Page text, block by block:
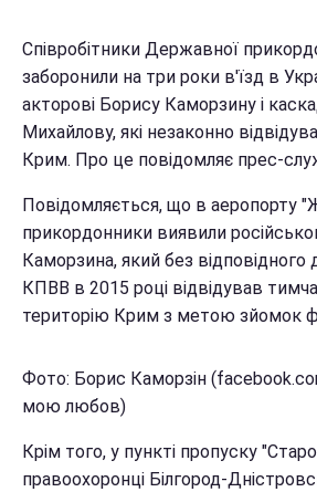
Співробітники Державної
заборонили на три роки в'їзд в
акторові Борису Каморзину і
Михайлову, які незаконно
Крим. Про це повідомляє прес-
Повідомляється, що в аеропорту
прикордонники виявили
Каморзина, який без відповідного
КПВВ в 2015 році відвідував
територію Крим з метою зйомок
Фото: Борис Каморзін
мою любов)
Крім того, у пункті пропуску
правоохоронці Білгород-